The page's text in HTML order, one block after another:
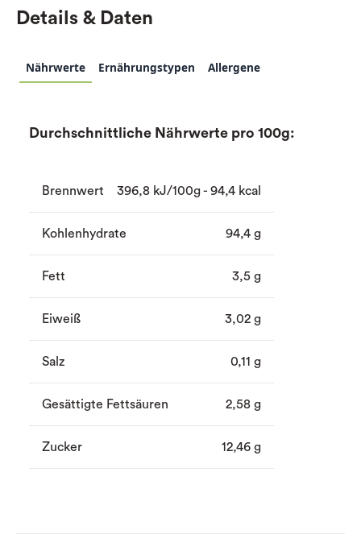
Details & Daten
Nährwerte Ernährungstypen Allergene
Durchschnittliche Nährwerte pro 100g:
Brennwert 396,8 kJ/100g - 94,4 kcal
Kohlenhydrate 94,4 g
Fett 3,5 g
Eiweiß 3,02 g
Salz 0,11 g
Gesättigte Fettsäuren 2,58 g
Zucker 12,46 g